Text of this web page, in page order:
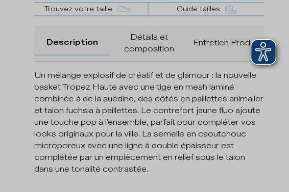
Trouvez votre taille Guide tailles
Description
Détails et
composition
Entretien Produit
Un mélange explosif de créatif et de glamour : la nouvelle
basket Tropez Haute avec une tige en mesh laminé
combinée à de la suédine, des côtés en paillettes animalier
et talon fuchsia à paillettes. Le contrefort jaune fluo ajoute
une touche pop à l'ensemble, parfait pour compléter vos
looks originaux pour la ville. La semelle en caoutchouc
microporeux avec une ligne à double épaisseur est
complétée par un empiècement en relief sous le talon
dans une tonalité contrastée.